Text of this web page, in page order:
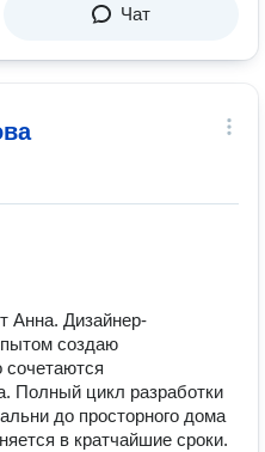
Чат
Анна. Дизайнер-
создаю
сочетаются
Полный цикл разработки
до просторного дома
в кратчайшие сроки.